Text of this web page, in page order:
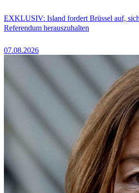
EXKLUSIV: Island fordert Brüssel auf,
Referendum herauszuhalten
07.08.2026